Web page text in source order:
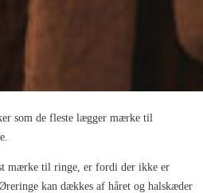
som de fleste lægger mærke til
mærke til ringe, er fordi der ikke er
kan dækkes af håret og halskæder